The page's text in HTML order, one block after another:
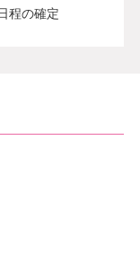
程の確定